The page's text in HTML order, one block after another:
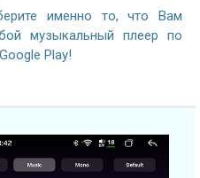
именно то, что Вам
музыкальный плеер по
Play!